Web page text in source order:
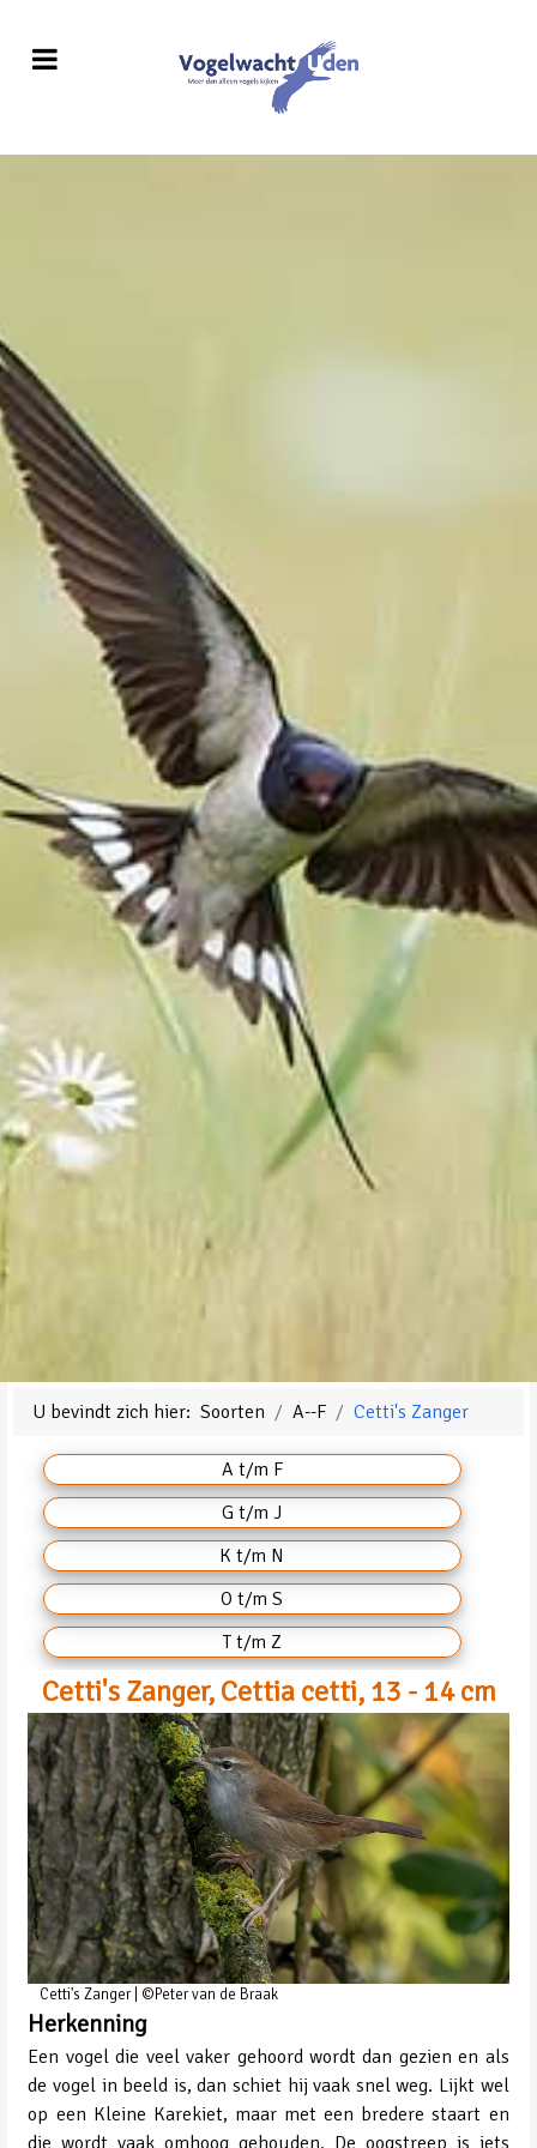
U bevindt zich hier:Soorten A--F Cetti's Zanger
A t/m F
G t/m J
K t/m N
O t/m S
T t/m Z
Cetti's Zanger, Cettia cetti, 13 - 14 cm
Cetti's Zanger | ©Peter van de Braak
Herkenning
Een vogel die veel vaker gehoord wordt dan gezien en als
de vogel in beeld is, dan schiet hij vaak snel weg. Lijkt wel
op een Kleine Karekiet, maar met een bredere staart en